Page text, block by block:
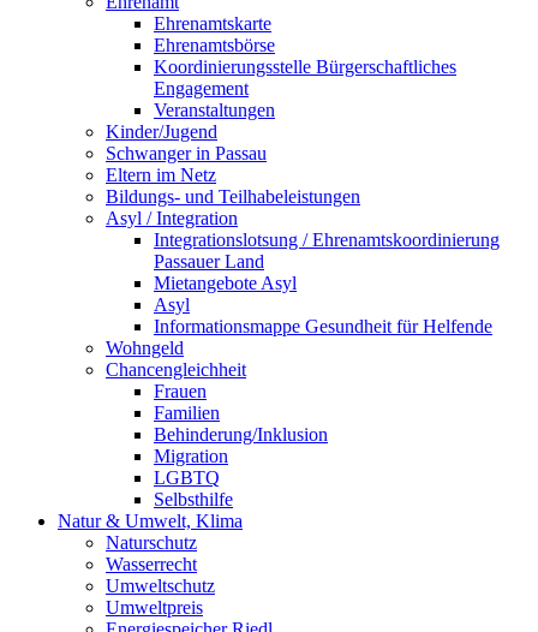
Ehrenamtskarte
Ehrenamtsbörse
Koordinierungsstelle Bürgerschaftliches
Engagement
Veranstaltungen
Kinder/Jugend
Schwanger in Passau
Eltern im Netz
Bildungs- und Teilhabeleistungen
Asyl / Integration
Integrationslotsung / Ehrenamtskoordinierung
Passauer Land
Mietangebote Asyl
Asyl
Informationsmappe Gesundheit für Helfende
Wohngeld
Chancengleichheit
Frauen
Familien
Behinderung/Inklusion
Migration
LGBTQ
Selbsthilfe
Natur & Umwelt, Klima
Naturschutz
Wasserrecht
Umweltschutz
Umweltpreis